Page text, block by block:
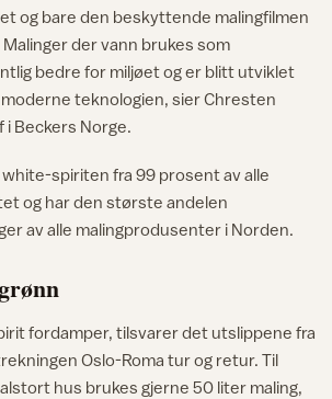
og bare den beskyttende malingfilmen
Malinger der vann brukes som
bedre for miljøet og er blitt utviklet
teknologien, sier Chresten
i Beckers Norge.
spiriten fra 99 prosent av alle
og har den største andelen
av alle malingprodusenter i Norden.
fordamper, tilsvarer det utslippene fra
Oslo-Roma tur og retur. Til
hus brukes gjerne 50 liter maling,